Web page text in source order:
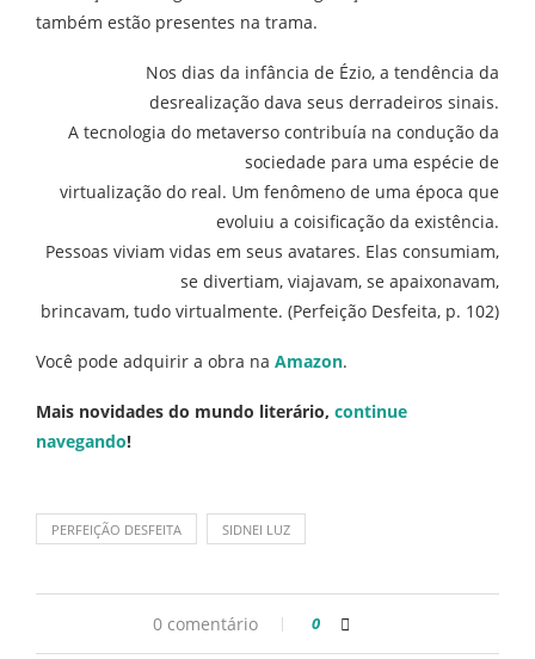
também estão presentes na trama.
Nos dias da infância de Ézio, a tendência da
desrealização dava seus derradeiros sinais.
A tecnologia do metaverso contribuía na condução da
sociedade para uma espécie de
virtualização do real. Um fenômeno de uma época que
evoluiu a coisificação da existência.
Pessoas viviam vidas em seus avatares. Elas consumiam,
se divertiam, viajavam, se apaixonavam,
brincavam, tudo virtualmente. (Perfeição Desfeita, p. 102)
Você pode adquirir a obra na Amazon.
Mais novidades do mundo literário, continue
navegando!
PERFEIÇÃO DESFEITA SIDNEI LUZ
0 comentário 0